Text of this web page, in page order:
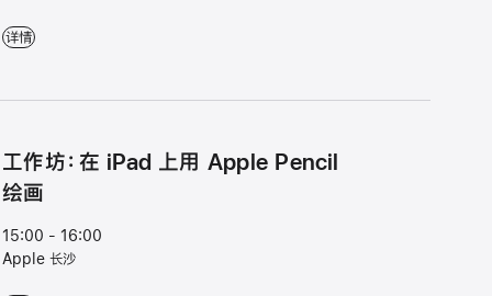
轻松入门：iPhone - 13:30 - 14:30 - Apple 长沙
详情
工⁠作⁠坊⁠：在 iPad 上用 Apple Pencil
绘⁠画
15:00 - 16:00
Apple 长沙